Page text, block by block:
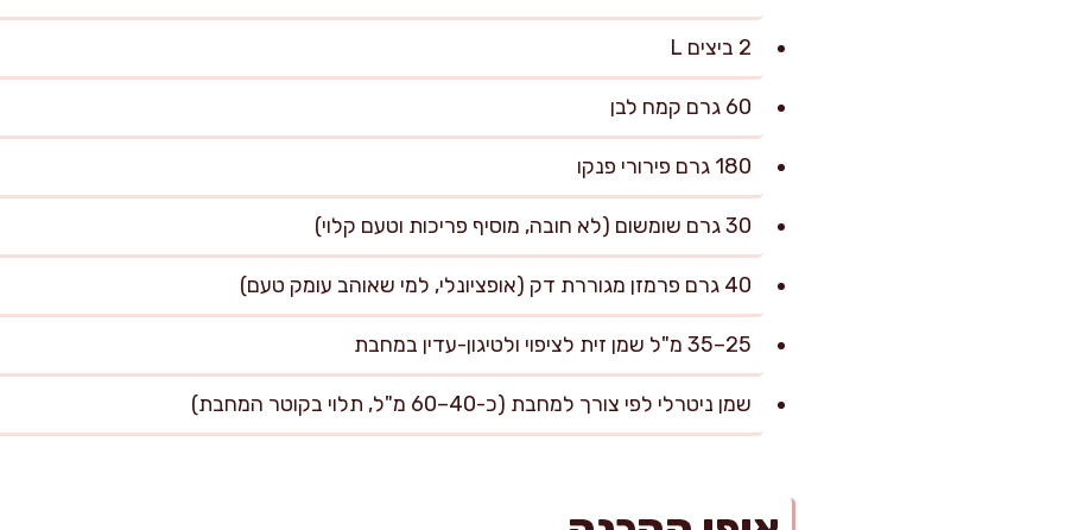
2 ביצים L
60 גרם קמח לבן
180 גרם פירורי פנקו
30 גרם שומשום (לא חובה, מוסיף פריכות וטעם קלוי)
40 גרם פרמזן מגוררת דק (אופציונלי, למי שאוהב עומק טעם)
25–35 מ"ל שמן זית לציפוי ולטיגון-עדין במחבת
שמן ניטרלי לפי צורך למחבת (כ-40–60 מ"ל, תלוי בקוטר המחבת)